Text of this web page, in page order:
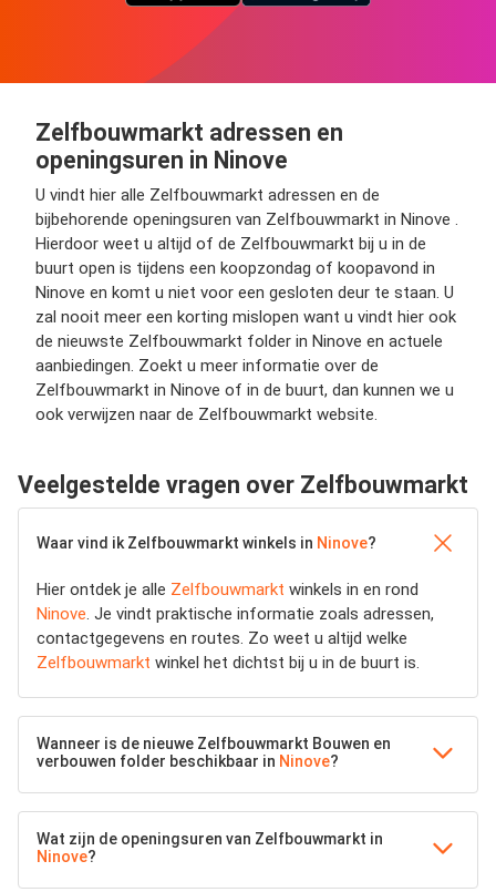
Zelfbouwmarkt adressen en
openingsuren in Ninove
U vindt hier alle Zelfbouwmarkt adressen en de
bijbehorende openingsuren van Zelfbouwmarkt in Ninove .
Hierdoor weet u altijd of de Zelfbouwmarkt bij u in de
buurt open is tijdens een koopzondag of koopavond in
Ninove en komt u niet voor een gesloten deur te staan. U
zal nooit meer een korting mislopen want u vindt hier ook
de nieuwste Zelfbouwmarkt folder in Ninove en actuele
aanbiedingen. Zoekt u meer informatie over de
Zelfbouwmarkt in Ninove of in de buurt, dan kunnen we u
ook verwijzen naar de Zelfbouwmarkt website.
Veelgestelde vragen over Zelfbouwmarkt
Waar vind ik Zelfbouwmarkt winkels in Ninove?
Hier ontdek je alle Zelfbouwmarkt winkels in en rond
Ninove. Je vindt praktische informatie zoals adressen,
contactgegevens en routes. Zo weet u altijd welke
Zelfbouwmarkt winkel het dichtst bij u in de buurt is.
Wanneer is de nieuwe Zelfbouwmarkt Bouwen en
verbouwen folder beschikbaar in Ninove?
Wat zijn de openingsuren van Zelfbouwmarkt in
Ninove?